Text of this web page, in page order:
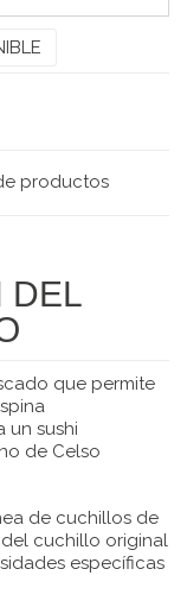
productos
DEL
que permite
un sushi
de Celso
de cuchillos de
cuchillo original
específicas